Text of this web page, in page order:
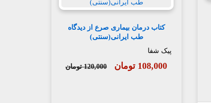
کتاب درمان بیماری صرع از دیدگاه
طب ایرانی(سنتی)
پیک شفا
108,000 تومان 120,000 تومان